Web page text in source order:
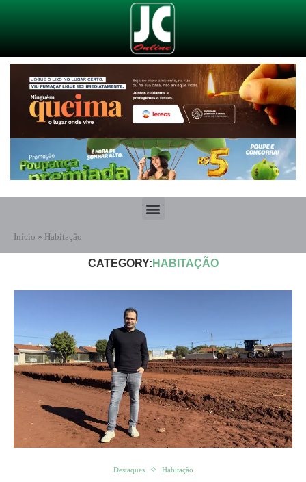
Início » Habitação
CATEGORY: HABITAÇÃO
Destaques Habitação